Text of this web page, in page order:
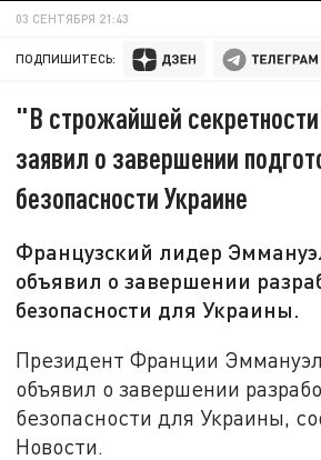
03 СЕНТЯБРЯ 21:43
ПОДПИШИТЕСЬ:
"В строжайшей
заявил о завершении
безопасности Украине
Французский лидер
объявил о завершении
безопасности для Украины.
Президент Франции
объявил о завершении
безопасности для Украины,
Новости.